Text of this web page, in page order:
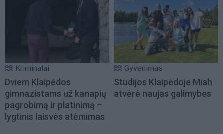
Kriminalai
Dviem Klaipėdos
gimnazistams už kanapių
pagrobimą ir platinimą –
lygtinis laisvės atėmimas
Gyvenimas
Studijos Klaipėdoje Miah
atvėrė naujas galimybes